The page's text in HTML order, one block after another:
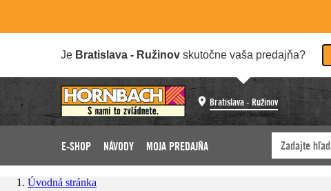
Je Bratislava - Ružinov skutočne vaša predajňa?
Bratislava - Ružinov
E-SHOP NÁVODY MOJA PREDAJŇA
Úvodná stránka